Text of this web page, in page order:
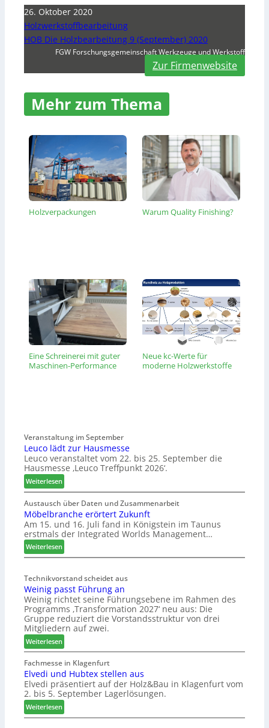
26. Oktober 2020
Holzwerkstoffbearbeitung
HOB Die Holzbearbeitung 9 (September) 2020
FGW Forschungsgemeinschaft Werkzeuge und Werkstoff
Zur Firmenwebsite
Mehr zum Thema
Holzverpackungen Warum Quality Finishing?
Eine Schreinerei mit guter
Maschinen-Performance
Neue kc-Werte für
moderne Holzwerkstoffe
Veranstaltung im September
Leuco lädt zur Hausmesse
Leuco veranstaltet vom 22. bis 25. September die
Hausmesse ‚Leuco Treffpunkt 2026‘.
Weiterlesen:
L
e
u
c
o
ä
t
z
u
r
H
a
u
s
m
e
s
s
e
Austausch über Daten und Zusammenarbeit
Möbelbranche erörtert Zukunft
Am 15. und 16. Juli fand in Königstein im Taunus
erstmals der Integrated Worlds Management…
Weiterlesen:
M
b
e
l
b
r
a
n
c
h
e
e
r
ö
r
Technikvorstand scheidet aus
Weinig passt Führung an
Weinig richtet seine Führungsebene im Rahmen des
Programms ‚Transformation 2027‘ neu aus: Die
Gruppe reduziert die Vorstandsstruktur von drei
Mitgliedern auf zwei.
Weiterlesen:
W
e
i
n
i
p
Fachmesse in Klagenfurt
Elvedi und Hubtex stellen aus
Elvedi präsentiert auf der Holz&Bau in Klagenfurt vom
2. bis 5. September Lagerlösungen.
Weiterlesen:
E